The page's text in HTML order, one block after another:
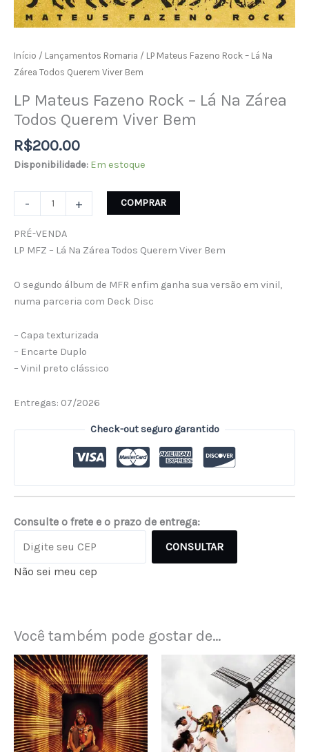
Início / Lançamentos Romaria / LP Mateus Fazeno Rock – Lá Na
Zárea Todos Querem Viver Bem
LP Mateus Fazeno Rock – Lá Na Zárea
Todos Querem Viver Bem
R$200.00
Disponibilidade: Em estoque
- + COMPRAR
PRÉ-VENDA
LP MFZ – Lá Na Zárea Todos Querem Viver Bem
O segundo álbum de MFR enfim ganha sua versão em vinil,
numa parceria com Deck Disc
– Capa texturizada
– Encarte Duplo
– Vinil preto clássico
Entregas: 07/2026
Check-out seguro garantido
Consulte o frete e o prazo de entrega:
CONSULTAR
Não sei meu cep
Você também pode gostar de…